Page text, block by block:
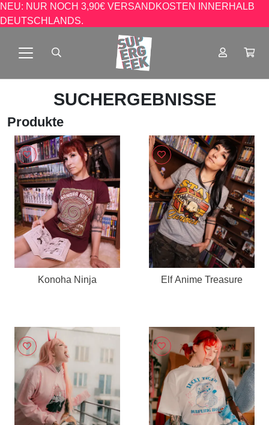
NEU: NUR NOCH 3,90€ VERSANDKOSTEN INNERHALB
DEUTSCHLANDS.
SUCHERGEBNISSE
Produkte
Konoha Ninja Elf Anime Treasure